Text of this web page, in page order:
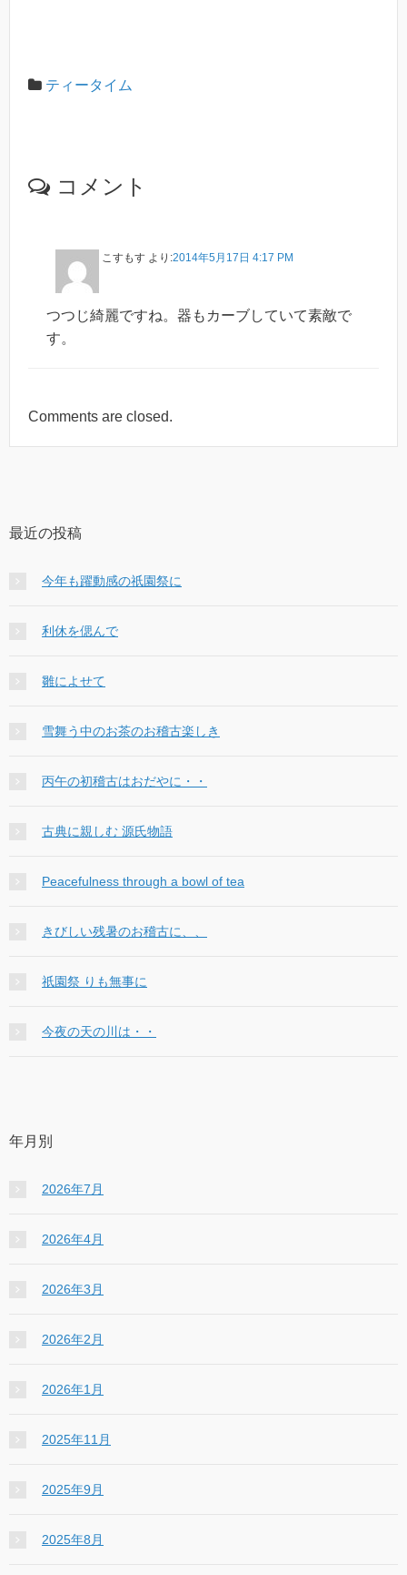
ティータイム
コメント
こすもす より:2014年5月17日 4:17 PM
つつじ綺麗ですね。器もカーブしていて素敵で
す。
Comments are closed.
最近の投稿
今年も躍動感の祇園祭に
利休を偲んで
雛によせて
雪舞う中のお茶のお稽古楽しき
丙午の初稽古はおだやに・・
古典に親しむ 源氏物語
Peacefulness through a bowl of tea
きびしい残暑のお稽古に、、
祇園祭 りも無事に
今夜の天の川は・・
年月別
2026年7月
2026年4月
2026年3月
2026年2月
2026年1月
2025年11月
2025年9月
2025年8月